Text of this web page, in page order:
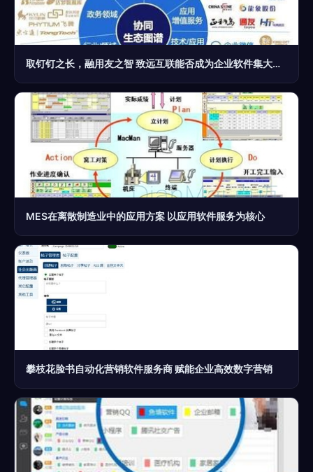
取钉钉之长，融用友之智 致远互联能否成为企业软件集大成者？
MES在离散制造业中的应用方案 以应用软件服务为核心
攀枝花脸书自动化营销软件服务商 赋能企业高效数字营销